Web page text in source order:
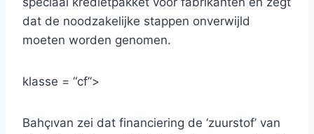
dat de noodzakelijke stappen onverwijld
moeten worden genomen.
klasse = “cf”>
Bahçıvan zei dat financiering de ‘zuurstof’ van